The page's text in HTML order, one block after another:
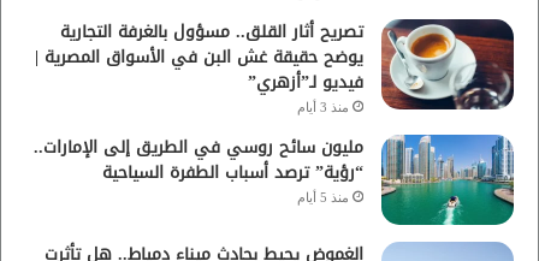
تصريح أثار القلق.. مسؤول بالغرفة التجارية
يوضح حقيقة غش البن في الأسواق المصرية |
فيديو لـ”أزهري”
منذ 3 أيام
مليون سائح روسي في الطريق إلى الإمارات..
“رؤية” ترصد أسباب الطفرة السياحية
منذ 5 أيام
الغموض يحيط بحادث ميناء دمياط.. هل تأثرت